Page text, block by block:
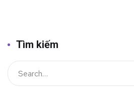
Tìm kiếm